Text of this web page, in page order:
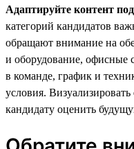
Адаптируйте контент
категорий кандидатов
обращают внимание на
и оборудование, офисные
в команде, график и
условия.
кандидату оценить